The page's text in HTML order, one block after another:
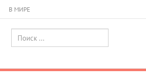
В МИРЕ